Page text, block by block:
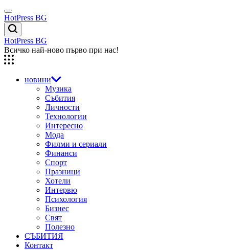
Skip
to
content
Menu
HotPress BG
Търсене
HotPress BG
Всичко най-ново първо при нас!
новини
Музика
Събития
Личности
Технологии
Интересно
Мода
Филми и сериали
Финанси
Спорт
Празници
Хотели
Интервю
Психология
Бизнес
Свят
Полезно
СЪБИТИЯ
Контакт